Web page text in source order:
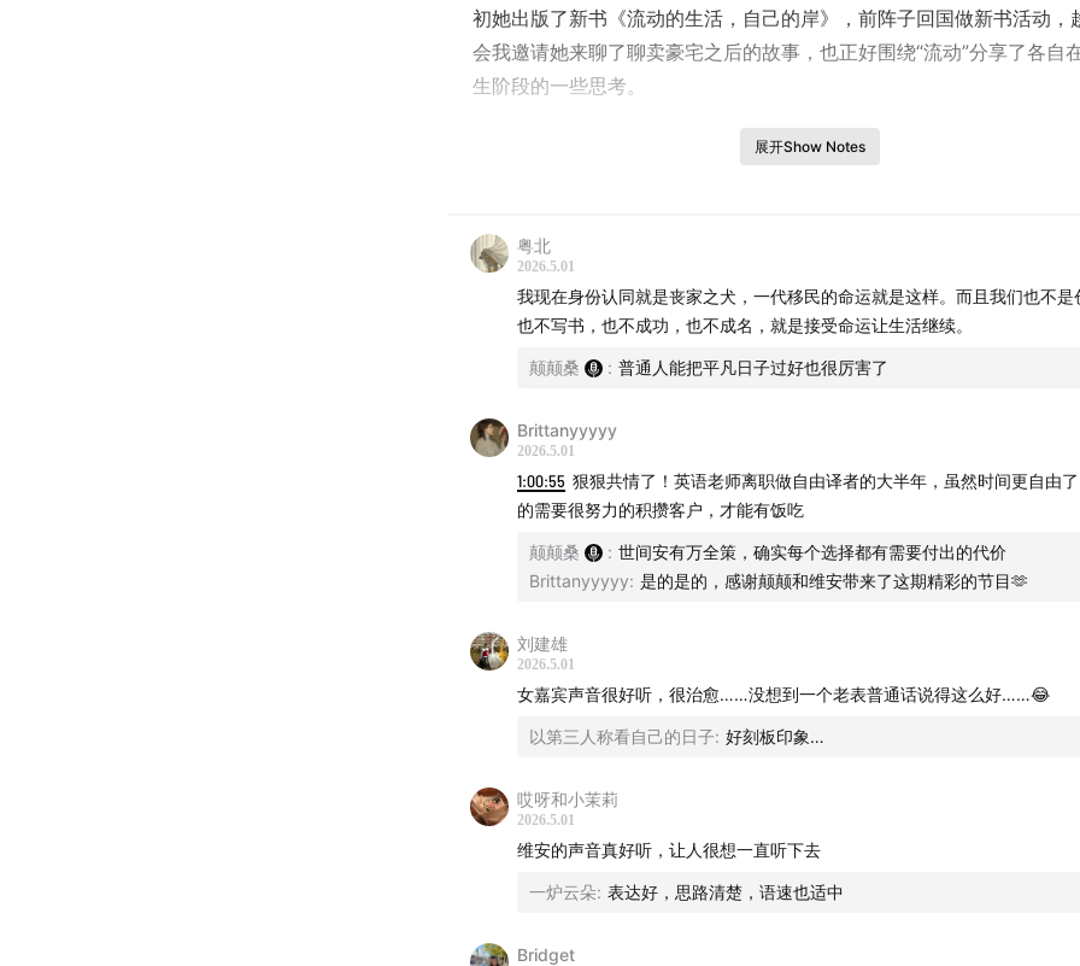
初她出版了新书《流动的生活，自己的岸》，前阵子回国做新书活动，
会我邀请她来聊了聊卖豪宅之后的故事，也正好围绕“流动”分享了各自
生阶段的一些思考。
01:29 过去四年中维安的人生大事
一种流动的生活可以是合理的
流动不必然指向从小地方到大城市
24:14 为什么一个人要为自己造故乡
生活在伦敦的人面对的一些问题与我们类似
在一种稳定生活中，也会感受到自己的短板和焦虑
59:01 时隔多年，重回自由职业的感受如何
展开Show Notes
粤北
2026.5.01
我现在身份认同就是丧家之犬，一代移民的命运就是这样。而且我们也不是
也不写书，也不成功，也不成名，就是接受命运让生活继续。
颠颠桑 : 普通人能把平凡日子过好也很厉害了
Brittanyyyyy
2026.5.01
1:00:55 狠狠共情了！英语老师离职做自由译者的大半年，虽然时间更自由
的需要很努力的积攒客户，才能有饭吃
颠颠桑 : 世间安有万全策，确实每个选择都有需要付出的代价
Brittanyyyyy: 是的是的，感谢颠颠和维安带来了这期精彩的节目🫶
刘建雄
2026.5.01
女嘉宾声音很好听，很治愈……没想到一个老表普通话说得这么好……😂
以第三人称看自己的日子: 好刻板印象…
哎呀和小茉莉
2026.5.01
维安的声音真好听，让人很想一直听下去
一炉云朵: 表达好，思路清楚，语速也适中
Bridget